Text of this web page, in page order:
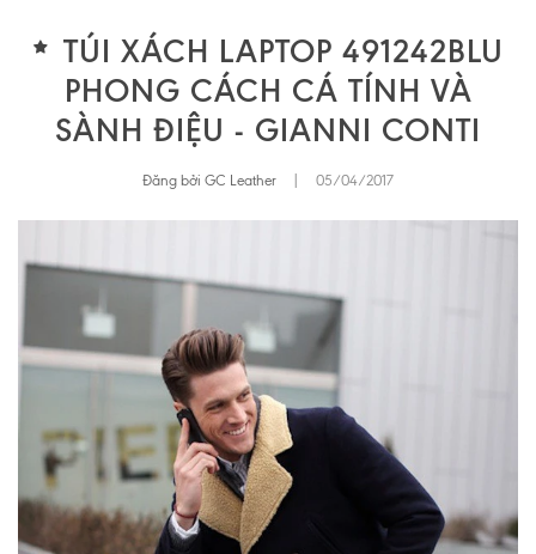
TÚI XÁCH LAPTOP 491242BLU
PHONG CÁCH CÁ TÍNH VÀ
SÀNH ĐIỆU - GIANNI CONTI
Đăng bởi GC Leather 05/04/2017